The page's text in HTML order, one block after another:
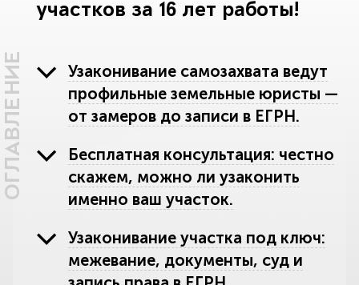
ОГЛАВЛЕНИЕ
участков за 16 лет работы!
Узаконивание самозахвата ведут
профильные земельные юристы —
от замеров до записи в ЕГРН.
Бесплатная консультация: честно
скажем, можно ли узаконить
именно ваш участок.
Узаконивание участка под ключ:
межевание, документы, суд и